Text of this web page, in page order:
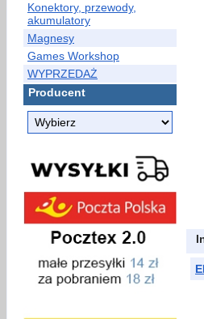
Konektory, przewody,
akumulatory
Magnesy
Games Workshop
WYPRZEDAŻ
Producent